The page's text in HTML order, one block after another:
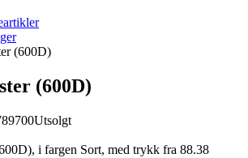
(600D)
(600D)
Utsolgt